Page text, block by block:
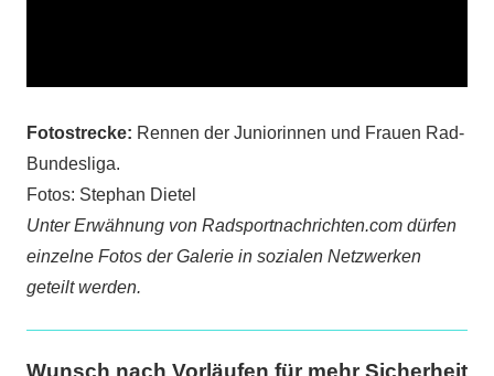
Fotostrecke: Rennen der Juniorinnen und Frauen Rad-
Bundesliga.
Fotos: Stephan Dietel
Unter Erwähnung von Radsportnachrichten.com dürfen
einzelne Fotos der Galerie in sozialen Netzwerken
geteilt werden.